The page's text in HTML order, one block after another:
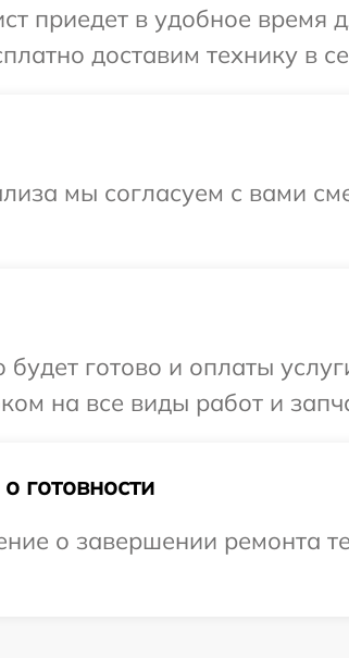
приедет в удобное время
доставим технику в
мы согласуем с вами
будет готово и оплаты
на все виды работ и
готовности
о завершении ремонта